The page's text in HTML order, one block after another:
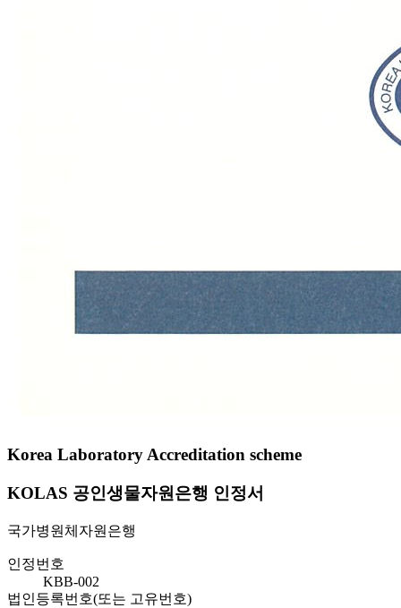
Korea Laboratory Accreditation scheme
KOLAS 공인생물자원은행 인정서
국가병원체자원은행
인정번호
KBB-002
법인등록번호(또는 고유번호)